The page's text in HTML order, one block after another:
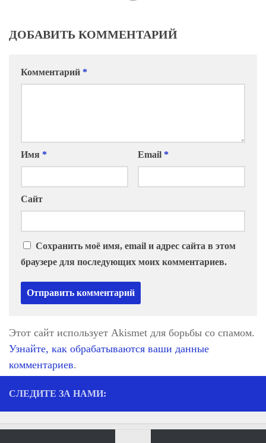
ДОБАВИТЬ КОММЕНТАРИЙ
Комментарий *
Имя * Email *
Сайт
Сохранить моё имя, email и адрес сайта в этом
браузере для последующих моих комментариев.
Этот сайт использует Akismet для борьбы со спамом.
Узнайте, как обрабатываются ваши данные
комментариев.
СЛЕДИТЕ ЗА НАМИ: